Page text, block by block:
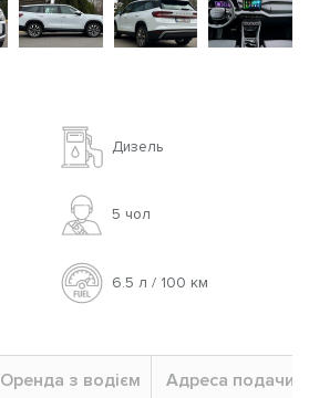
Дизель
5 чoл
6.5 л / 100 км
Оренда з водієм Адреса подачи